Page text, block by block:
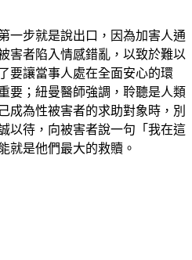
害者陷入情感錯亂，以致於難以
要讓當事人處在全面安心的環
要；紐曼醫師強調，聆聽是人類
成為性被害者的求助對象時，別
以待，向被害者說一句「我在這
就是他們最大的救贖。